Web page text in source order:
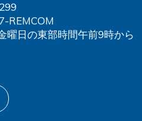
REMCOM
曜日の東部時間午前9時から